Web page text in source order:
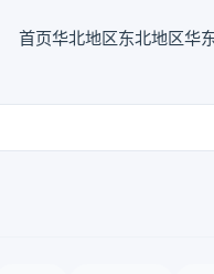
首页华北地区东北地区华